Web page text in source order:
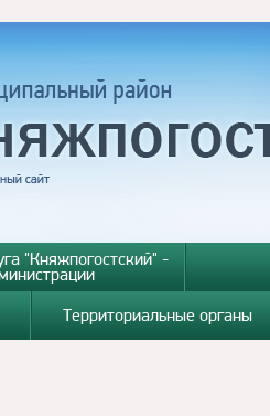
"Княжпогостский" -
Территориальные органы